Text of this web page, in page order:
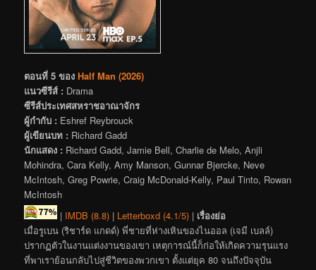
ตอนที่ 5 ของ Half Man (2026)
แนวซีรีส์ : Drama
ซีรีส์ประเทศสหราชอาณาจักร
ผู้กำกับ : Eshref Reybrouck
ผู้เขียนบท : Richard Gadd
นักแสดง : Richard Gadd, Jamie Bell, Charlie de Melo, Anjli
Mohindra, Cara Kelly, Amy Manson, Gunnar Bjercke, Neve
McIntosh, Greg Powrie, Craig McDonald-Kelly, Paul Tinto, Rowan
McIntosh
| IMDB (8.8) | Letterboxd (4.1/5) | เรื่องย่อ
เมื่อรูเบน (ริชาร์ด แกดด์) พี่ชายที่ห่างเหินของไนออล (เจมี เบลล์)
ปรากฏตัวในงานแต่งงานของเขา เหตุการณ์นี้ก็ก่อให้เกิดความรุนแรง
ที่พาเราย้อนกลับไปสู่ชีวิตของพวกเขา ตั้งแต่ยุค 80 จนถึงปัจจุบัน